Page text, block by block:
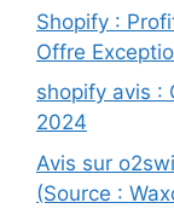
Shopify :
Offre
shopify avis :
2024
Avis sur
(Source :